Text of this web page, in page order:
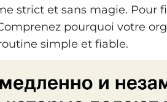
strict et sans magie. Pour
pourquoi votre
simple et fiable.